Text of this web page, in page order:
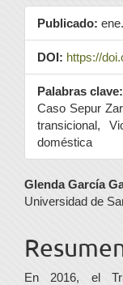
Publicado:
DOI: https://
Palabras clave:
Caso Sepur
transicional,
doméstica
principal
del
artículo
Glenda García
Universidad de
En 2016, el